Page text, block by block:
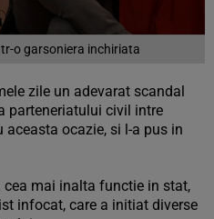
o garsoniera inchiriata
zile un adevarat scandal
parteneriatului civil intre
aceasta ocazie, si l-a pus in
mai inalta functie in stat,
infocat, care a initiat diverse